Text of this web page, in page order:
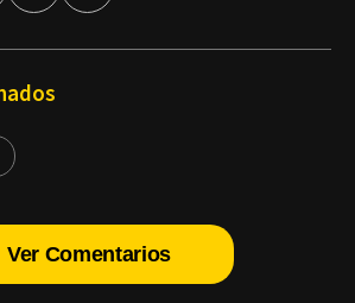
por
Ver Comentarios